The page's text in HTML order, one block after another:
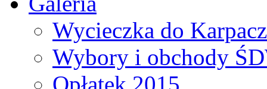
Wycieczka do
Wybory i obchody
Opłatek 2015